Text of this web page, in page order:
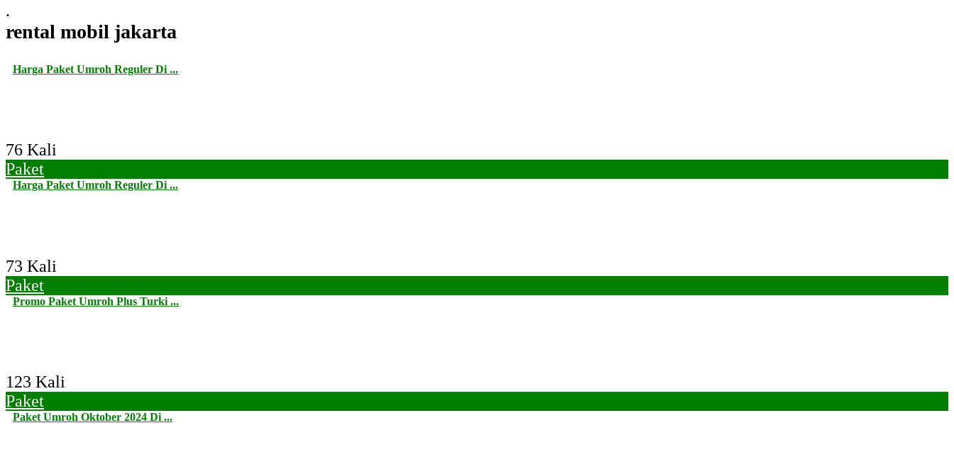
.
rental mobil jakarta
Harga Paket Umroh Reguler Di ...
76 Kali
Paket
Harga Paket Umroh Reguler Di ...
73 Kali
Paket
Promo Paket Umroh Plus Turki ...
123 Kali
Paket
Paket Umroh Oktober 2024 Di ...